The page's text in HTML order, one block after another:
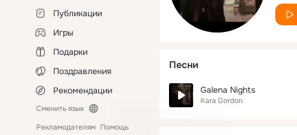
Публикации
Игры
Подарки
Поздравления
Рекомендации
Сменить язык
Рекламодателям Помощь
Песни
Galena Nights
Kara Gordon